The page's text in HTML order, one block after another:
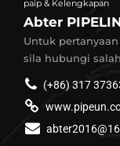
paip & Kelengkapan
Abter
Untuk
sila hubungi
(+86) 317